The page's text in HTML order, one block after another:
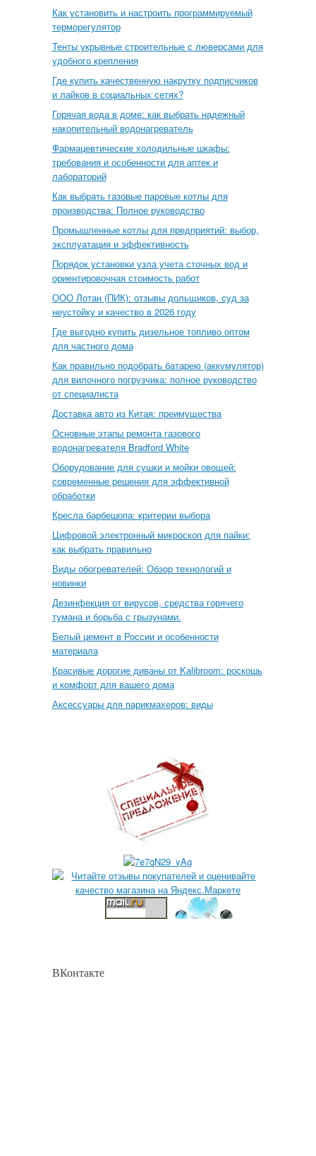
Как установить и настроить программируемый
терморегулятор
Тенты укрывные строительные с люверсами для
удобного крепления
Где купить качественную накрутку подписчиков
и лайков в социальных сетях?
Горячая вода в доме: как выбрать надежный
накопительный водонагреватель
Фармацевтические холодильные шкафы:
требования и особенности для аптек и
лабораторий
Как выбрать газовые паровые котлы для
производства: Полное руководство
Промышленные котлы для предприятий: выбор,
эксплуатация и эффективность
Порядок установки узла учета сточных вод и
ориентировочная стоимость работ
ООО Лотан (ПИК): отзывы дольщиков, суд за
неустойку и качество в 2026 году
Где выгодно купить дизельное топливо оптом
для частного дома
Как правильно подобрать батарею (аккумулятор)
для вилочного погрузчика: полное руководство
от специалиста
Доставка авто из Китая: преимущества
Основные этапы ремонта газового
водонагревателя Bradford White
Оборудование для сушки и мойки овощей:
современные решения для эффективной
обработки
Кресла барбешопа: критерии выбора
Цифровой электронный микроскоп для пайки:
как выбрать правильно
Виды обогревателей: Обзор технологий и
новинки
Дезинфекция от вирусов, средства горячего
тумана и борьба с грызунами.
Белый цемент в России и особенности
материала
Красивые дорогие диваны от Kalibroom: роскошь
и комфорт для вашего дома
Аксессуары для парикмахеров: виды
ВКонтакте